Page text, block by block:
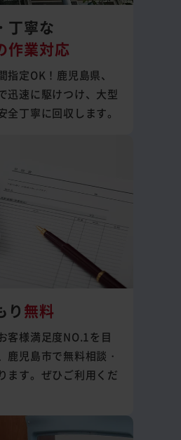
丁寧な
作業対応
指定OK！鹿児島県、
迅速に駆けつけ、大型
丁寧に回収します。
り 無料
客様満足度NO.1を目
鹿児島市で無料相談・
ます。ぜひご利用くだ